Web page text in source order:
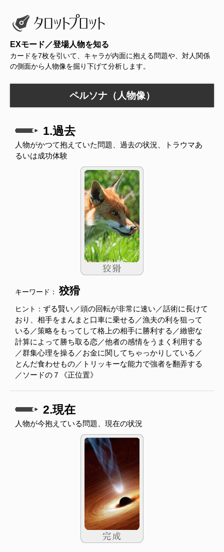
EXモード／登場人物を知る
カードを7枚を引いて、キャラが内面に抱える問題や、対人関係
の側面から人物像を掘り下げて分析します。
ペルソナ（人物像）
1.過去
人物がかつて抱えていた問題、過去の状況、トラウマあ
るいは成功体験
キーワード： 狡猾
ヒント： ずる賢い／頭の回転が非常に速い／話術に長けて
おり、相手をまんまと口車に乗せる／漁夫の利を狙って
いる／策略をもってして格上の相手に勝利する／緻密な
計算によって勝ち取る恋／他者の感情をうまく利用する
／群集心理を操る／お金に関してちゃっかりしている／
とんだ食わせもの／トリッキーな能力で強者を翻弄する
／ソードの７《正位置》
2.現在
人物が今抱えている問題、現在の状況